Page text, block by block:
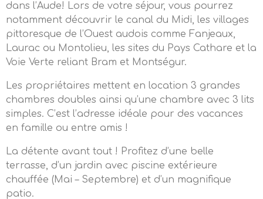
dans l’Aude! Lors de votre séjour, vous pourrez
notamment découvrir le canal du Midi, les villages
pittoresque de l’Ouest audois comme Fanjeaux,
Laurac ou Montolieu, les sites du Pays Cathare et la
Voie Verte reliant Bram et Montségur.
Les propriétaires mettent en location 3 grandes
chambres doubles ainsi qu’une chambre avec 3 lits
simples. C’est l’adresse idéale pour des vacances
en famille ou entre amis !
La détente avant tout ! Profitez d’une belle
terrasse, d’un jardin avec piscine extérieure
chauffée (Mai – Septembre) et d’un magnifique
patio.